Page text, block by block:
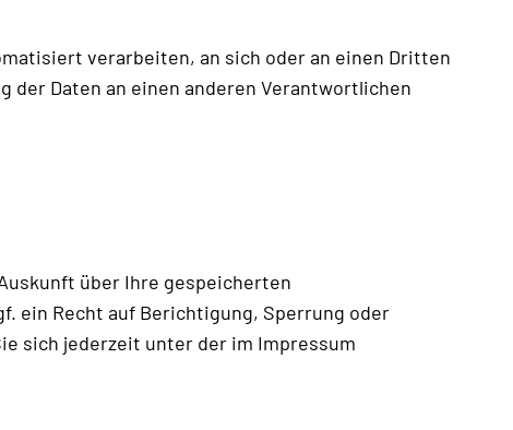
verarbeiten, an sich oder an einen Dritten
der Daten an einen anderen Verantwortlichen
über Ihre gespeicherten
ein Recht auf Berichtigung, Sperrung oder
sich jederzeit unter der im Impressum